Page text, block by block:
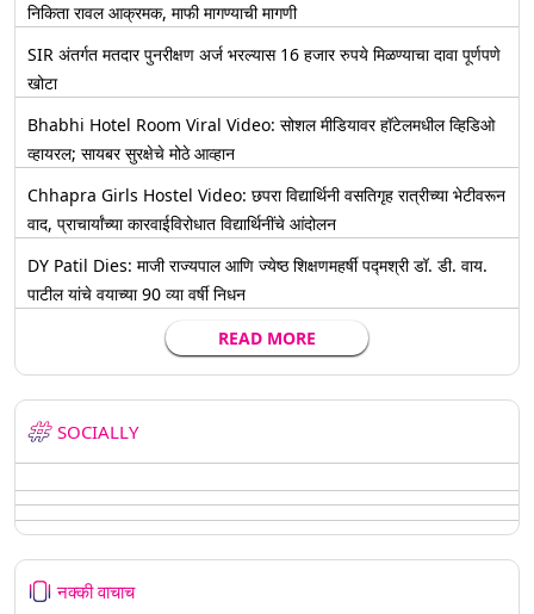
निकिता रावल आक्रमक, माफी मागण्याची मागणी
SIR अंतर्गत मतदार पुनरीक्षण अर्ज भरल्यास 16 हजार रुपये मिळण्याचा दावा पूर्णपणे
खोटा
Bhabhi Hotel Room Viral Video: सोशल मीडियावर हॉटेलमधील व्हिडिओ
व्हायरल; सायबर सुरक्षेचे मोठे आव्हान
Chhapra Girls Hostel Video: छपरा विद्यार्थिनी वसतिगृह रात्रीच्या भेटीवरून
वाद, प्राचार्यांच्या कारवाईविरोधात विद्यार्थिनींचे आंदोलन
DY Patil Dies: माजी राज्यपाल आणि ज्येष्ठ शिक्षणमहर्षी पद्मश्री डॉ. डी. वाय.
पाटील यांचे वयाच्या 90 व्या वर्षी निधन
READ MORE
SOCIALLY
नक्की वाचाच